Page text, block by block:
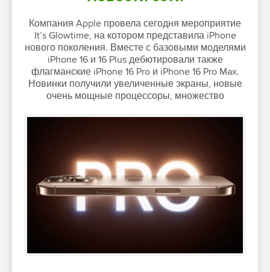
Компания Apple провела сегодня мероприятие
It’s Glowtime, на котором представила iPhone
нового поколения. Вместе с базовыми моделями
iPhone 16 и 16 Plus дебютировали также
флагманские iPhone 16 Pro и iPhone 16 Pro Max.
Новинки получили увеличенные экраны, новые
очень мощные процессоры, множество